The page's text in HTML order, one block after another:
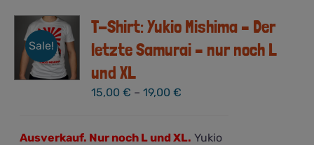
Sale!
T-Shirt: Yukio Mishima – Der
letzte Samurai – nur noch L
und XL
15,00€ –19,00€
Ausverkauf. Nur noch L und XL. Yukio